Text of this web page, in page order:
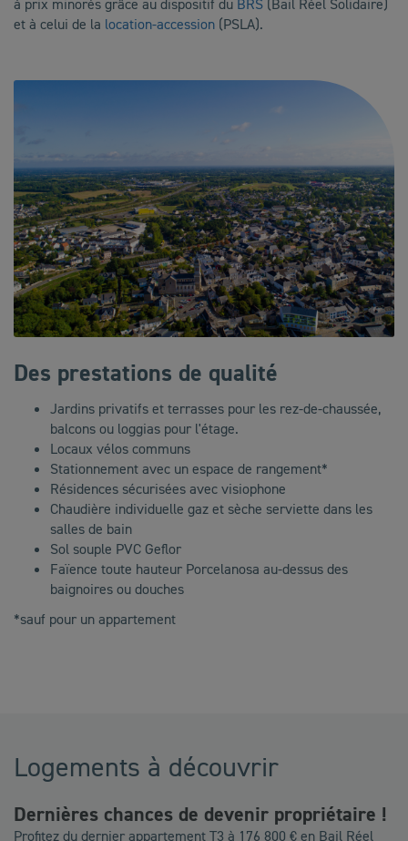
et à celui de la location-accession (PSLA).
Des prestations de qualité
Jardins privatifs et terrasses pour les rez-de-chaussée,
balcons ou loggias pour l'étage.
Locaux vélos communs
Stationnement avec un espace de rangement*
Résidences sécurisées avec visiophone
Chaudière individuelle gaz et sèche serviette dans les
salles de bain
Sol souple PVC Geflor
Faïence toute hauteur Porcelanosa au-dessus des
baignoires ou douches
*sauf pour un appartement
Logements à découvrir
Dernières chances de devenir propriétaire !
Profitez du dernier appartement T3 à 176 800 € en Bail Réel